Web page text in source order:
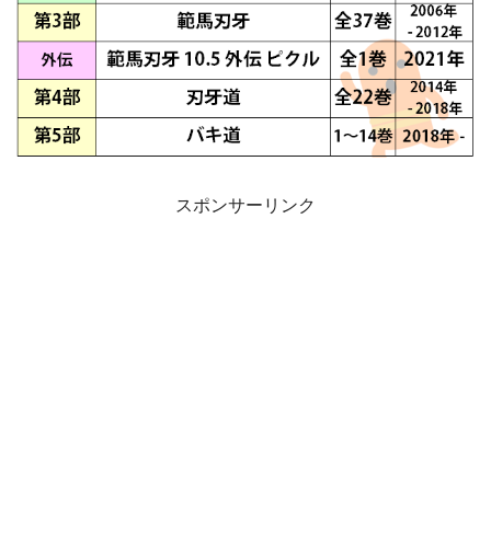
スポンサーリンク